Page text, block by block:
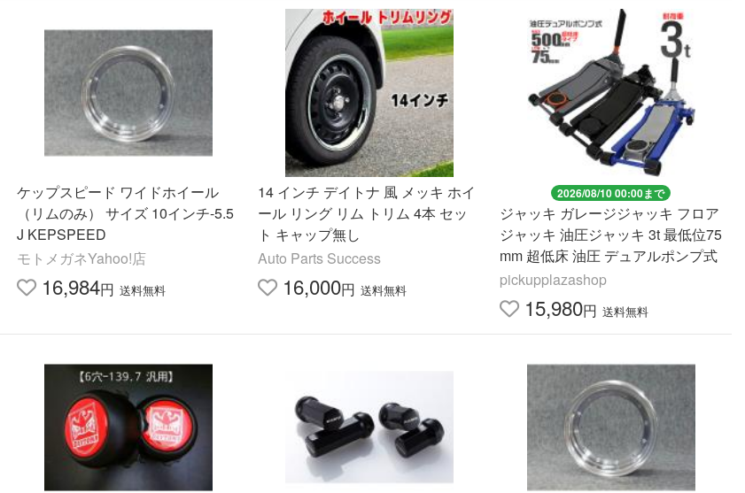
ケップスピード ワイドホイール
（リムのみ） サイズ 10インチ-5.5
J KEPSPEED
モトメガネYahoo!店
16,984円 送料無料
14 インチ デイトナ 風 メッキ ホイ
ール リング リム トリム 4本 セッ
ト キャップ無し
Auto Parts Success
16,000円 送料無料
2026/08/10 00:00まで
ジャッキ ガレージジャッキ フロア
ジャッキ 油圧ジャッキ 3t 最低位75
mm 超低床 油圧 デュアルポンプ式
pickupplazashop
15,980円 送料無料